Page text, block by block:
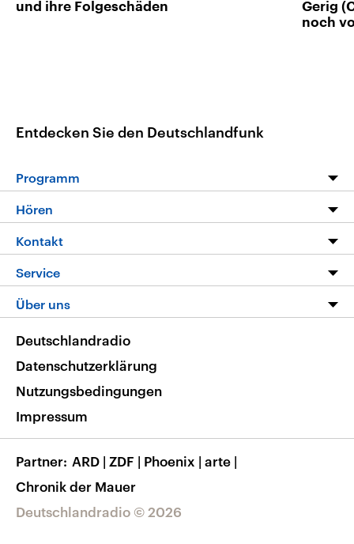
und ihre Folgeschäden
Gerig
noch
Entdecken Sie den Deutschlandfunk
Programm
Programm
Die Nachrichten
Nachrichtenleicht
Neue Beiträge auf dlf.de
Hören
Livestream
Podcasts
Deutschlandfunk App
Nachrichten App
Frequenzen
Kontakt
Hörerservice
Service
FAQ
Veranstaltungen
Musikliste
RSS
Über uns
Barrierefreiheit
Deutschlandradio © 2026
Deutschlandradio
Datenschutzerklärung
Nutzungsbedingungen
Impressum
Partner ARD | ZDF | Phoenix | arte |
Chronik der Mauer